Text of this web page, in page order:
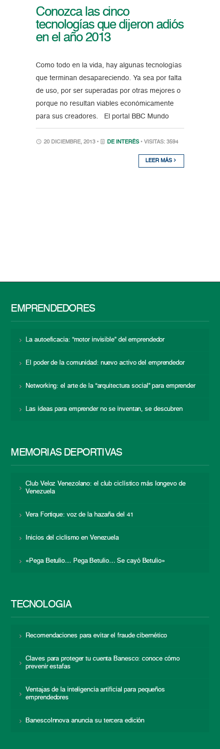
Conozca las cinco
tecnologías que dijeron adiós
en el año 2013
Como todo en la vida, hay algunas tecnologías
que terminan desapareciendo. Ya sea por falta
de uso, por ser superadas por otras mejores o
porque no resultan viables económicamente
para sus creadores. El portal BBC Mundo
20 DICIEMBRE, 2013 • DE INTERÉS • VISITAS: 3594
LEER MÁS
EMPRENDEDORES
La autoeficacia: “motor invisible” del emprendedor
El poder de la comunidad: nuevo activo del emprendedor
Networking: el arte de la “arquitectura social” para emprender
Las ideas para emprender no se inventan, se descubren
MEMORIAS DEPORTIVAS
Club Veloz Venezolano: el club ciclístico más longevo de
Venezuela
Vera Fortique: voz de la hazaña del 41
Inicios del ciclismo en Venezuela
«Pega Betulio… Pega Betulio… Se cayó Betulio»
TECNOLOGÍA
Recomendaciones para evitar el fraude cibernético
Claves para proteger tu cuenta Banesco: conoce cómo
prevenir estafas
Ventajas de la inteligencia artificial para pequeños
emprendedores
BanescoInnova anuncia su tercera edición